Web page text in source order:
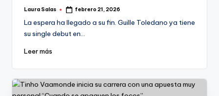
Publicado
Laura Salas febrero 21, 2026
La espera ha llegado a su fin. Guille Toledano ya tiene
su single debut en…
Leer más